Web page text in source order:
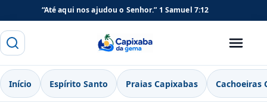
“Até aqui nos ajudou o Senhor.” 1 Samuel 7:12
Buscar Capixaba da Gema
Menu
Início Espírito Santo Praias Capixabas Cachoeiras